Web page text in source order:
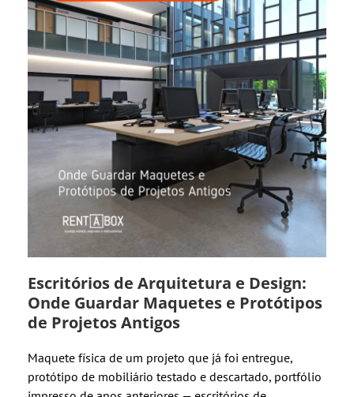
Escritórios de Arquitetura e Design:
Onde Guardar Maquetes e Protótipos
de Projetos Antigos
Maquete física de um projeto que já foi entregue,
protótipo de mobiliário testado e descartado, portfólio